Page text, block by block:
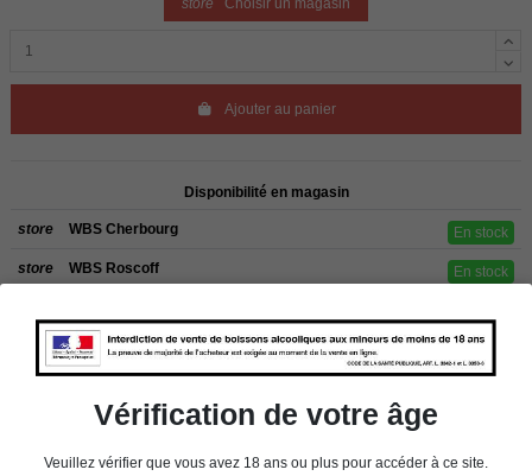
store Choisir un magasin
Ajouter au panier
Disponibilité en magasin
store WBS Cherbourg En stock
store WBS Roscoff En stock
Les commandes sont uniquement livrées en France métropolitaine. Pour les
clients de l’étranger, retrait sur place dans nos magasins de ROSCOFF ou
CHERBOURG.
Vérification de votre âge
Veuillez vérifier que vous avez 18 ans ou plus pour accéder à ce site.